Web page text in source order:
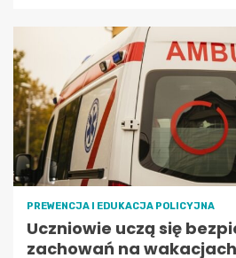
PREWENCJA I EDUKACJA POLICYJNA
Uczniowie uczą się
zachowań na